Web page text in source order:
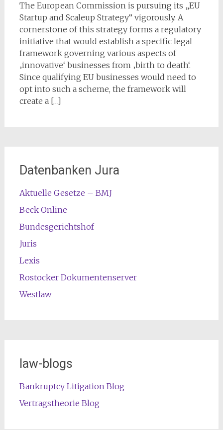
The European Commission is pursuing its „EU
Startup and Scaleup Strategy“ vigorously. A
cornerstone of this strategy forms a regulatory
initiative that would establish a specific legal
framework governing various aspects of
‚innovative‘ businesses from ‚birth to death‘.
Since qualifying EU businesses would need to
opt into such a scheme, the framework will
create a […]
Datenbanken Jura
Aktuelle Gesetze – BMJ
Beck Online
Bundesgerichtshof
Juris
Lexis
Rostocker Dokumentenserver
Westlaw
law-blogs
Bankruptcy Litigation Blog
Vertragstheorie Blog